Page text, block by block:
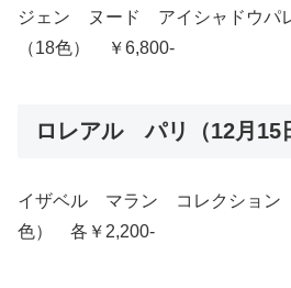
ジェン ヌード アイシャドウパ
（18色） ￥6,800-
ロレアル パリ（12月15
イザベル マラン コレクション
色） 各￥2,200-